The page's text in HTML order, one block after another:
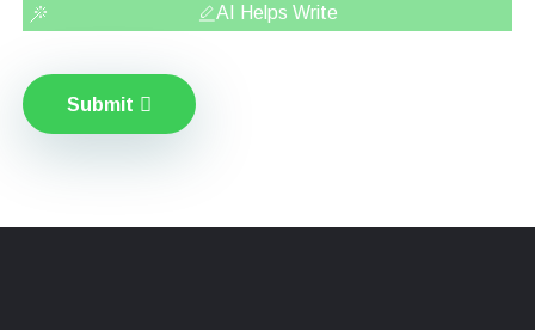
AI Helps Write
Submit